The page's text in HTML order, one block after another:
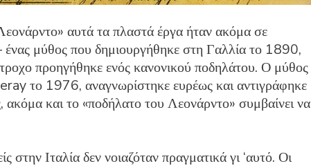
αυτά τα πλαστά έργα ήταν ακόμα σε
μύθος που δημιουργήθηκε στη Γαλλία το 1890,
προηγήθηκε ενός κανονικού ποδηλάτου. Ο μύθος
το 1976, αναγνωρίστηκε ευρέως και αντιγράφηκε
και το «ποδήλατο του Λεονάρντο» συμβαίνει να
Ιταλία δεν νοιαζόταν πραγματικά γι ‘αυτό. Οι